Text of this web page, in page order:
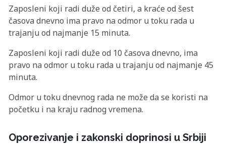
Zaposleni koji radi duže od četiri, a kraće od šest
časova dnevno ima pravo na odmor u toku rada u
trajanju od najmanje 15 minuta.
Zaposleni koji radi duže od 10 časova dnevno, ima
pravo na odmor u toku rada u trajanju od najmanje 45
minuta.
Odmor u toku dnevnog rada ne može da se koristi na
početku i na kraju radnog vremena.
Oporezivanje i zakonski doprinosi u Srbiji